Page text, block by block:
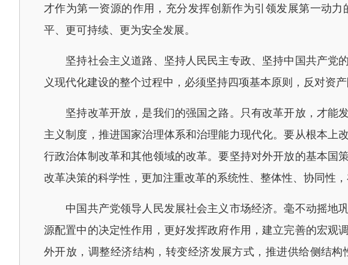
才作为第一资源的作用，充分发挥创新作为引领发展第一动
平、更可持续、更为安全发展。
坚持社会主义道路、坚持人民民主专政、坚持中国共产党
义现代化建设的整个过程中，必须坚持四项基本原则，反对资产
坚持改革开放，是我们的强国之路。只有改革开放，才能
主义制度，推进国家治理体系和治理能力现代化。要从根本
行政治体制改革和其他领域的改革。要坚持对外开放的基本国
改革决策的科学性，更加注重改革的系统性、整体性、协同性，
中国共产党领导人民发展社会主义市场经济。毫不动摇地
源配置中的决定性作用，更好发挥政府作用，建立完善的宏
外开放，调整经济结构，转变经济发展方式，推进供给侧结